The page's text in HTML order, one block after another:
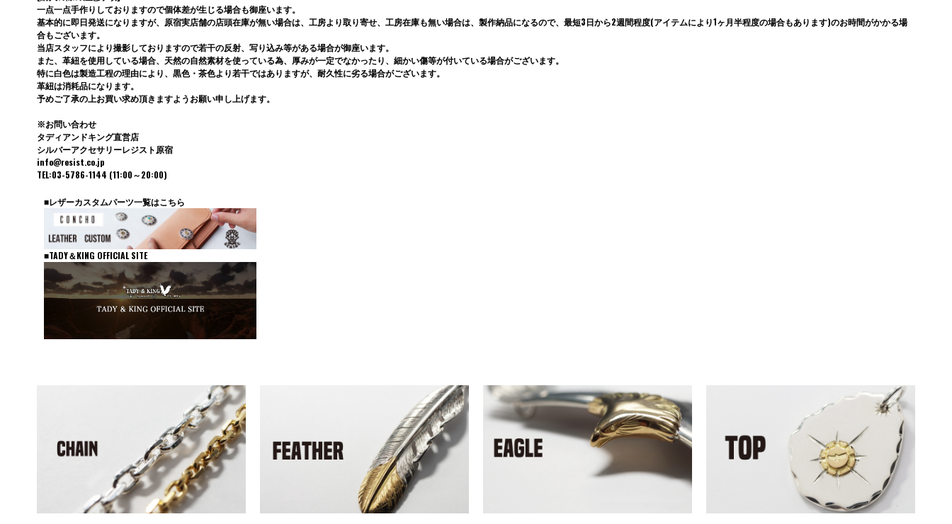
一点一点手作りしておりますので個体差が生じる場合も御座います。
基本的に即日発送になりますが、原宿実店舗の店頭在庫が無い場合は、工房より取り寄せ、工房在庫も無い場合は、製作納品になるので、最短3日から2週間程度(アイテムにより1ヶ月半程度の場合もあります)のお時間がかかる場
合もございます。
当店スタッフにより撮影しておりますので若干の反射、写り込み等がある場合が御座います。
また、革紐を使用している場合、天然の自然素材を使っている為、厚みが一定でなかったり、細かい傷等が付いている場合がございます。
特に白色は製造工程の理由により、黒色・茶色より若干ではありますが、耐久性に劣る場合がございます。
革紐は消耗品になります。
予めご了承の上お買い求め頂きますようお願い申し上げます。
※お問い合わせ
タディアンドキング直営店
シルバーアクセサリーレジスト原宿
info@resist.co.jp
TEL:03-5786-1144 (11:00～20:00)
■レザーカスタムパーツ一覧はこちら
■TADY＆KING OFFICIAL SITE